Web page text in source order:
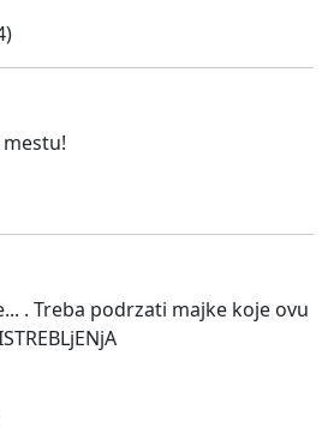
. Treba podrzati majke koje ovu